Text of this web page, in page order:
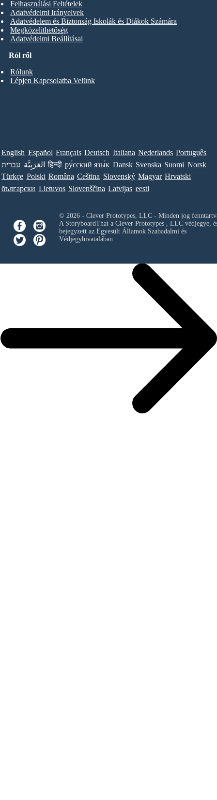
Ról ről
Rólunk
Lépjen Kapcsolatba Velünk
Felhasználási Feltételek
Adatvédelmi Irányelvek
Adatvédelem és Biztonság Iskolák és Diákok Számára
Megközelíthetőség
Adatvédelmi Beállításai
English Español Français Deutsch Italiana Nederlands Português
עברית العَرَبِيَّة हिन्दी ру́сский язы́к Dansk Svenska Suomi Norsk
Türkçe Polski Româna Ceština Slovenský Magyar Hrvatski
български Lietuvos Slovenščina Latvijas eesti
© 2026 - Clever Prototypes, LLC - Minden jog
A StoryboardThat a Clever Prototypes , LLCvédjegye,
bejegyzett az Egyesült Államok Szabadalmi és
Védjegyhivatalában